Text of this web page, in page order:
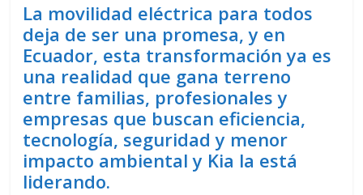
La movilidad eléctrica para todos
deja de ser una promesa, y en
Ecuador, esta transformación ya es
una realidad que gana terreno
entre familias, profesionales y
empresas que buscan eficiencia,
tecnología, seguridad y menor
impacto ambiental y Kia la está
liderando.